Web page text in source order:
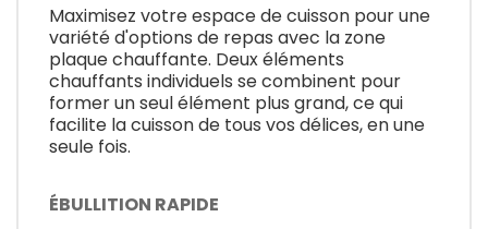
Maximisez votre espace de cuisson pour une
variété d'options de repas avec la zone
plaque chauffante. Deux éléments
chauffants individuels se combinent pour
former un seul élément plus grand, ce qui
facilite la cuisson de tous vos délices, en une
seule fois.
ÉBULLITION RAPIDE